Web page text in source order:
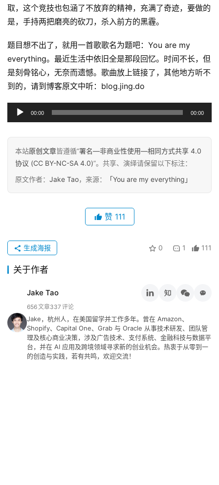
创
专
行
动
态
念
推
具
取，这个竞技也包涵了不放弃的精神，充满了奇迹，要做的
是，手持两把磨亮的砍刀，杀入前方的黑霾。
题目想不出了，就用一首歌歌名为题吧：You are my
everything。最近生活中依旧全是那段回忆。时间不长，但
是刻骨铭心，无奈而遗憾。歌曲放上链接了，其他地方听不
到的，请到博客原文中听：blog.jing.do
频
播
00:00 00:00
本站原创文章皆遵循“署名—非商业性使用—相同方式共享 4.0
协议 (CC BY-NC-SA 4.0)”。共享、演绎请保留以下标注：
原文作者： Jake Tao，来源： 「You are my everything」
赞 111
0 1 111
生成海报
关于作者
Jake Tao
656文章337 评论
Jake，杭州人，在美国留学并工作多年。曾在 Amazon、
Shopify、Capital One、Grab 与 Oracle 从事技术研发、团队管
理及核心商业决策，涉及广告技术、支付系统、金融科技与数据平
台，并在 AI 应用及跨境领域寻求新的创业机会。热衷于从零到一
的创造与实践，若有共鸣，欢迎交流！